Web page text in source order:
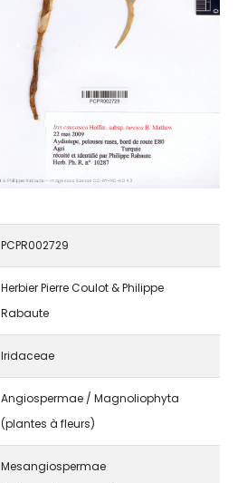
PCPR002729
Herbier Pierre Coulot & Philippe
Rabaute
Iridaceae
Angiospermae / Magnoliophyta
(plantes à fleurs)
Mesangiospermae